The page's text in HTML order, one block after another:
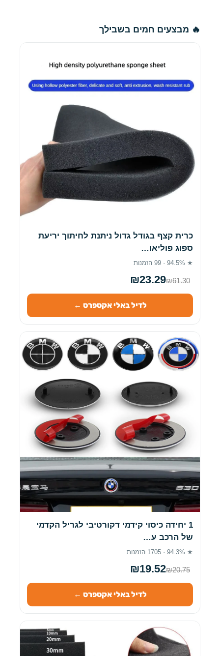
🔥 מבצעים חמים בשבילך
כרית קצף בגודל גדול ניתנת לחיתוך יריעת
ספוג פוליאו…
★ 94.5% · 99 הזמנות
₪23.29₪61.30
לדיל באלי אקספרס ←
1 יחידה כיסוי קידמי דקורטיבי לגריל הקדמי
של הרכב ע…
★ 94.3% · 1705 הזמנות
₪19.52₪20.75
לדיל באלי אקספרס ←